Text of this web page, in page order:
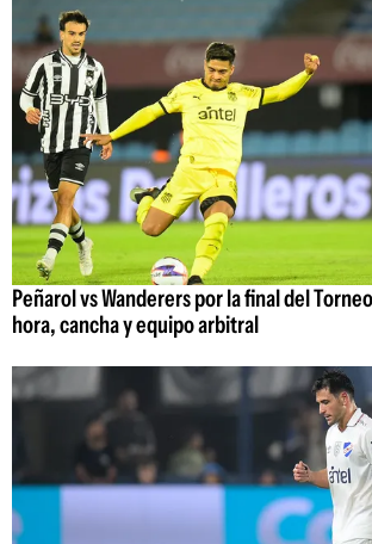
Peñarol vs Wanderers por la final del
hora, cancha y equipo arbitral